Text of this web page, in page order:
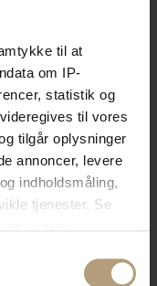
til at
om IP-
statistik og
til vores
tilgår oplysninger
annoncer, levere
indholdsmåling,
tjenester. Se
hjem og
med stil og
eller
der